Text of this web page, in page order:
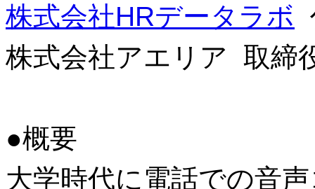
株式会社HRデータラボ
株式会社アエリア 取締
●概要
大学時代に電話での音